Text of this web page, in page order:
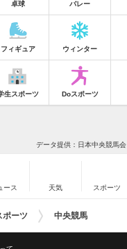
卓球 バレー
フィギュア ウィンター
生スポーツ Doスポーツ
データ提供：日本中央競馬会
ース 天気 スポーツ
ポーツ 中央競馬